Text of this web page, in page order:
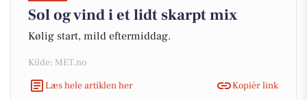
Sol og vind i et lidt skarpt mix
Kølig start, mild eftermiddag.
Kilde: MET.no
Læs hele artiklen her
Kopiér link